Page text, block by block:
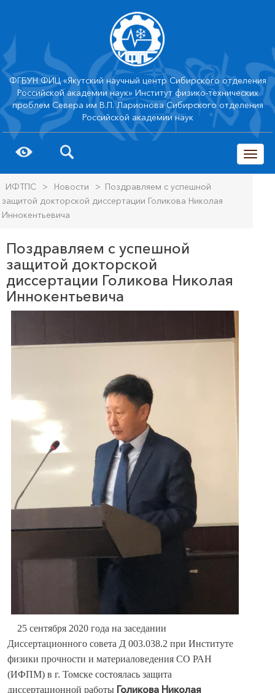
ФГБУН ФИЦ «Якутский научный центр Сибирского отделения
Российской академии наук» Институт физико-технических
проблем Севера им В.П. Ларионова Сибирского отделения
Российской академии наук
trk
ИФТПС > Новости > Поздравляем с успешной
защитой докторской диссертации Голикова Николая
Иннокентьевича
Поздравляем с успешной
защитой докторской
диссертации Голикова Николая
Иннокентьевича
25 сентября 2020 года на заседании
Диссертационного совета Д 003.038.2 при Институте
физики прочности и материаловедения СО РАН
(ИФПМ) в г. Томске состоялась защита
диссертационной работы Голикова Николая